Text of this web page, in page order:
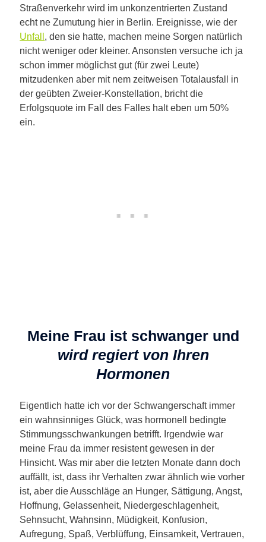
Straßenverkehr wird im unkonzentrierten Zustand
echt ne Zumutung hier in Berlin. Ereignisse, wie der
Unfall, den sie hatte, machen meine Sorgen natürlich
nicht weniger oder kleiner. Ansonsten versuche ich ja
schon immer möglichst gut (für zwei Leute)
mitzudenken aber mit nem zeitweisen Totalausfall in
der geübten Zweier-Konstellation, bricht die
Erfolgsquote im Fall des Falles halt eben um 50%
ein.
Meine Frau ist schwanger und
wird regiert von Ihren
Hormonen
Eigentlich hatte ich vor der Schwangerschaft immer
ein wahnsinniges Glück, was hormonell bedingte
Stimmungsschwankungen betrifft. Irgendwie war
meine Frau da immer resistent gewesen in der
Hinsicht. Was mir aber die letzten Monate dann doch
auffällt, ist, dass ihr Verhalten zwar ähnlich wie vorher
ist, aber die Ausschläge an Hunger, Sättigung, Angst,
Hoffnung, Gelassenheit, Niedergeschlagenheit,
Sehnsucht, Wahnsinn, Müdigkeit, Konfusion,
Aufregung, Spaß, Verblüffung, Einsamkeit, Vertrauen,